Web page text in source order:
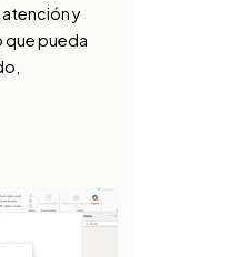
atención y
que pueda